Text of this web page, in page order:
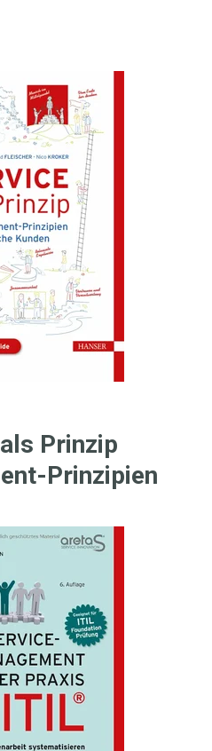
Prinzip
Prinzipien